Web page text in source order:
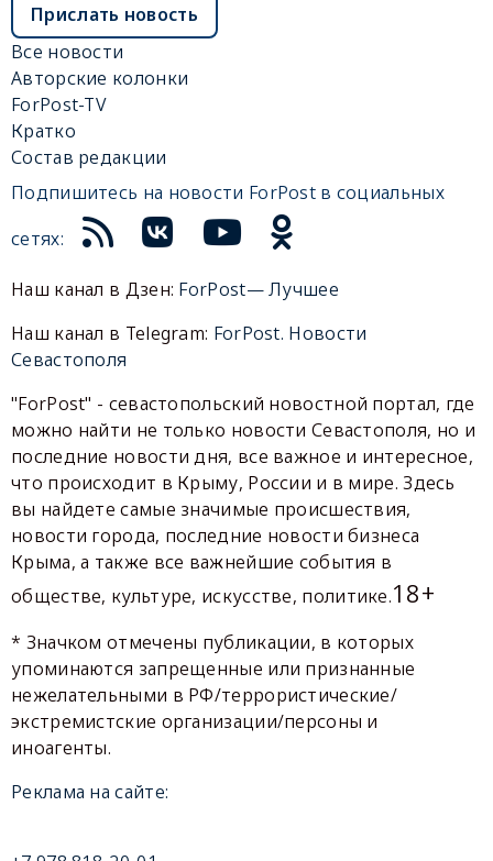
Прислать новость
Все новости
Авторские колонки
ForPost-TV
Кратко
Состав редакции
Подпишитесь на новости ForPost в социальных
сетях:
Наш канал в Дзен: ForPost— Лучшее
Наш канал в Telegram: ForPost. Новости
Севастополя
"ForPost" - севастопольский новостной портал, где
можно найти не только новости Севастополя, но и
последние новости дня, все важное и интересное,
что происходит в Крыму, России и в мире. Здесь
вы найдете самые значимые происшествия,
новости города, последние новости бизнеса
Крыма, а также все важнейшие события в
обществе, культуре, искусстве, политике.18+
* Значком отмечены публикации, в которых
упоминаются запрещенные или признанные
нежелательными в РФ/террористические/
экстремистские организации/персоны и
иноагенты.
Реклама на сайте: